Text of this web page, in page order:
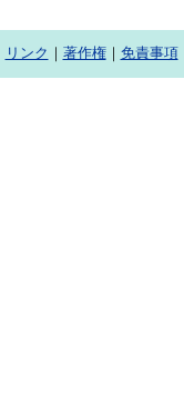
リンク ｜ 著作権｜ 免責事項